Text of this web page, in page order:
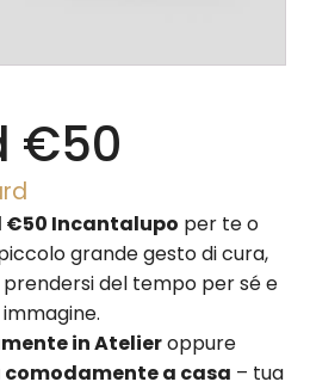
€50
€50 Incantalupo per te o
grande gesto di cura,
del tempo per sé e
in Atelieroppure
a casa – tua